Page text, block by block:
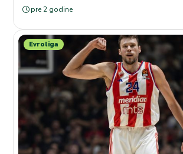
pre 2 godine
Evroliga